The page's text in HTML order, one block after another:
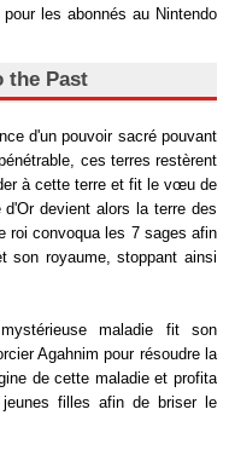
les abonnés au Nintendo
the Past
d'un pouvoir sacré pouvant
ces terres restèrent
à cette terre et fit le vœu de
devient alors la terre des
roi convoqua les 7 sages afin
son royaume, stoppant ainsi
maladie fit son
Agahnim pour résoudre la
de cette maladie et profita
filles afin de briser le